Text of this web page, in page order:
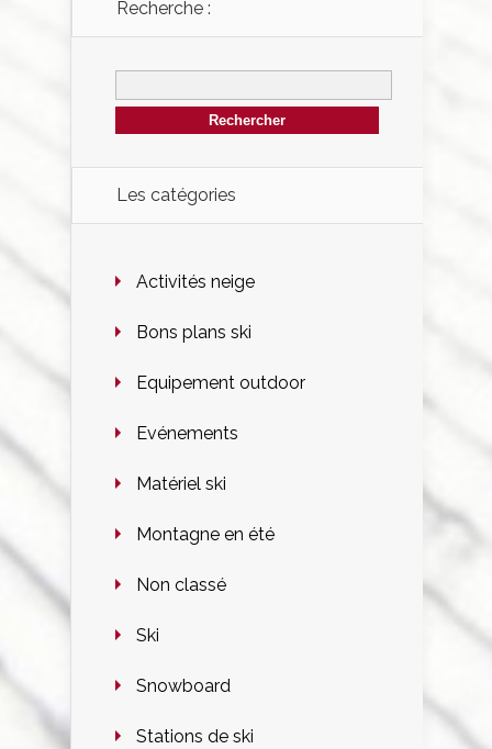
Recherche :
Les catégories
Activités neige
Bons plans ski
Equipement outdoor
Evénements
Matériel ski
Montagne en été
Non classé
Ski
Snowboard
Stations de ski